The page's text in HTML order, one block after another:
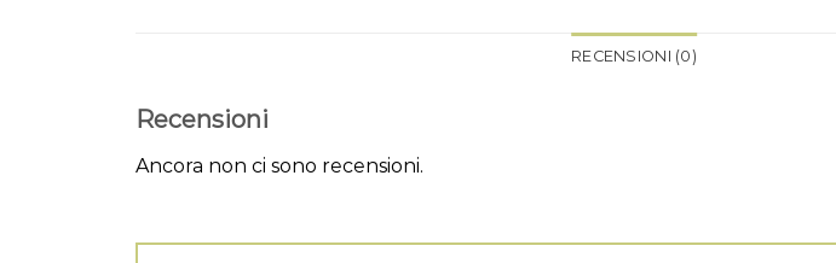
RECENSIONI (0)
Recensioni
Ancora non ci sono recensioni.